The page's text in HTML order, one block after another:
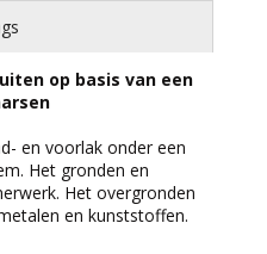
op basis van een
en voorlak onder een
Het gronden en
Het overgronden
en kunststoffen.